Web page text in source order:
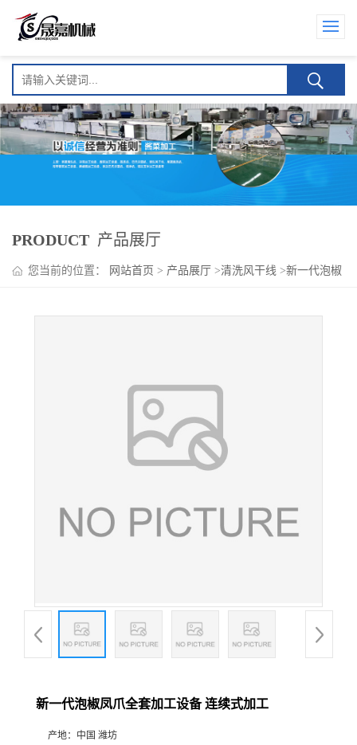
PRODUCT 产品展厅
您当前的位置： 网站首页 > 产品展厅 >清洗风干线 >新一代泡椒
新一代泡椒凤爪全套加工设备 连续式加工
产地： 中国 潍坊